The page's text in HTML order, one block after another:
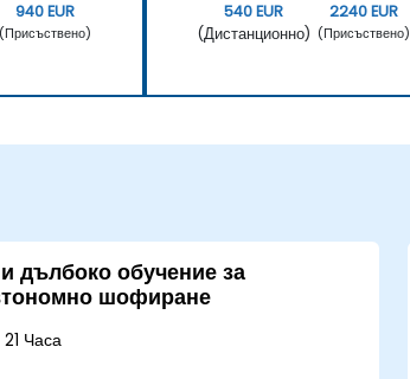
940 EUR
(Присъствено)
540 EUR
(Дистанционно)
2240 EUR
(Присъствено)
дълбоко обучение за
шофиране
21 Часа